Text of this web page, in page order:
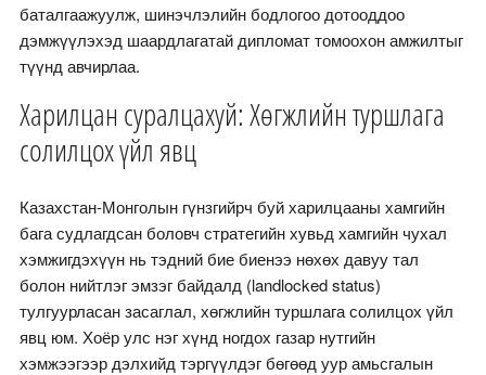
баталгаажуулж, шинэчлэлийн бодлогоо дотооддоо
дэмжүүлэхэд шаардлагатай дипломат томоохон амжилтыг
түүнд авчирлаа.
Харилцан суралцахуй: Хөгжлийн туршлага
солилцох үйл явц
Казахстан-Монголын гүнзгийрч буй харилцааны хамгийн
бага судлагдсан боловч стратегийн хувьд хамгийн чухал
хэмжигдэхүүн нь тэдний бие биенээ нөхөх давуу тал
болон нийтлэг эмзэг байдалд (landlocked status)
тулгуурласан засаглал, хөгжлийн туршлага солилцох үйл
явц юм. Хоёр улс нэг хүнд ногдох газар нутгийн
хэмжээгээр дэлхийд тэргүүлдэг бөгөөд уур амьсгалын